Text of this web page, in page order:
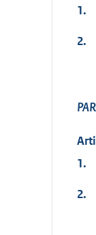
1.
2.
1.
2.